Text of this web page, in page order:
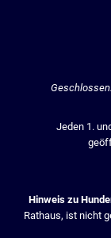
Klicken, um
Jeden 1.
Hinweis zu
Rathaus, ist nicht